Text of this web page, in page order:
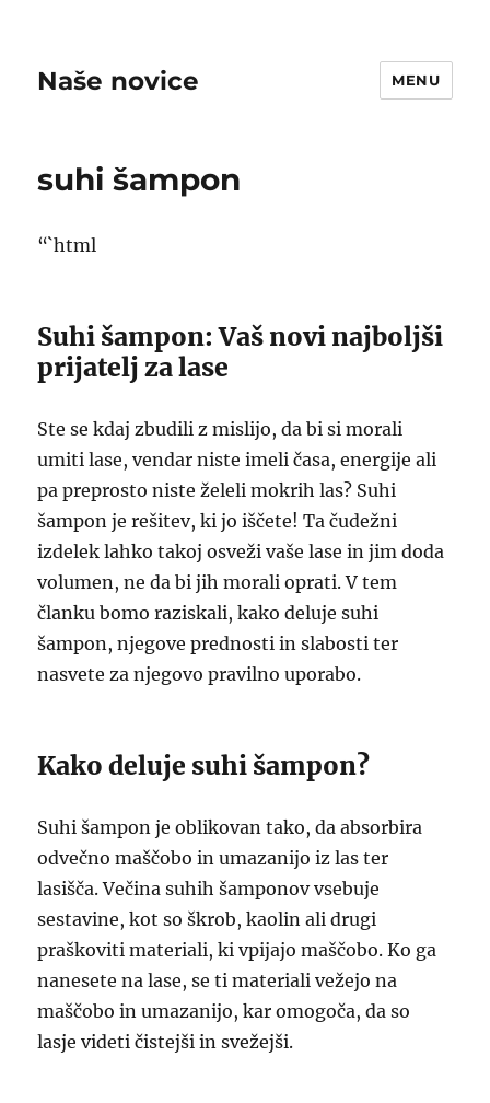
Naše novice MENU
suhi šampon
“`html
Suhi šampon: Vaš novi najboljši
prijatelj za lase
Ste se kdaj zbudili z mislijo, da bi si morali
umiti lase, vendar niste imeli časa, energije ali
pa preprosto niste želeli mokrih las? Suhi
šampon je rešitev, ki jo iščete! Ta čudežni
izdelek lahko takoj osveži vaše lase in jim doda
volumen, ne da bi jih morali oprati. V tem
članku bomo raziskali, kako deluje suhi
šampon, njegove prednosti in slabosti ter
nasvete za njegovo pravilno uporabo.
Kako deluje suhi šampon?
Suhi šampon je oblikovan tako, da absorbira
odvečno maščobo in umazanijo iz las ter
lasišča. Večina suhih šamponov vsebuje
sestavine, kot so škrob, kaolin ali drugi
praškoviti materiali, ki vpijajo maščobo. Ko ga
nanesete na lase, se ti materiali vežejo na
maščobo in umazanijo, kar omogoča, da so
lasje videti čistejši in svežejši.